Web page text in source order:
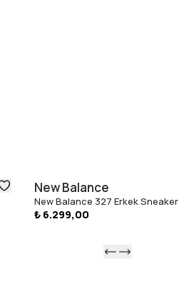
New Balance
New Balance 327 Erkek Sneaker
₺ 6.299,00